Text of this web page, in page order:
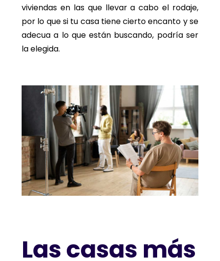
viviendas en las que llevar a cabo el rodaje,
por lo que si tu casa tiene cierto encanto y se
adecua a lo que están buscando, podría ser
la elegida.
Las casas más